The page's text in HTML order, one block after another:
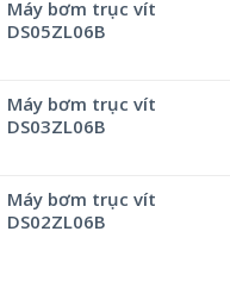
Máy bơm trục vít
DS05ZL06B
Máy bơm trục vít
DS03ZL06B
Máy bơm trục vít
DS02ZL06B